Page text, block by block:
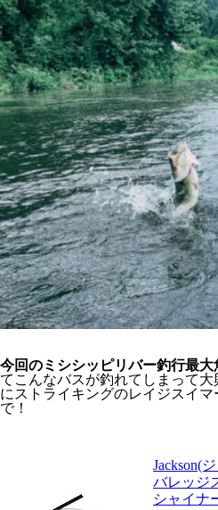
今回のミシシッピリバー釣行最大
てこんなバスが釣れてしまって
にストライキングのレイジスイ
で！
Jackson(
バレッジ
シャイナ